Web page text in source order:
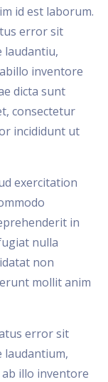
id est laborum.
error sit
laudantiu,
inventore
dicta sunt
consectetur
incididunt ut
exercitation
in
nulla
non
mollit anim
error sit
laudantium,
illo inventore